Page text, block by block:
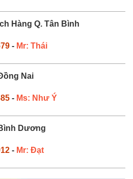
Hàng Q. Tân Bình
- Mr: Thái
Nai
- Ms: Như Ý
Dương
- Mr: Đạt